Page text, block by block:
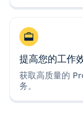
提高您的工作
获取高质量的
务。